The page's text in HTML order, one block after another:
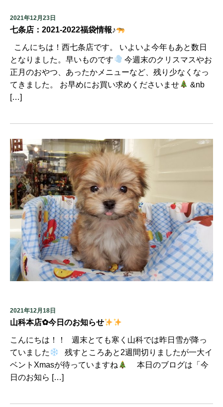
2021年12月23日
七条店：2021-2022福袋情報♪
こんにちは！西七条店です。 いよいよ今年もあと数日
となりました。早いものです
今週末のクリスマスやお
正月のおやつ、あったかメニューなど、残り少なくなっ
てきました。 お早めにお買い求めくださいませ
&nb
[…]
2021年12月18日
山科本店✿今日のお知らせ
こんにちは！！ 週末とても寒く山科では昨日雪が降っ
ていました
残すところあと2週間切りましたが一大イ
ベントXmasが待っていますね
本日のブログは「今
日のお知ら […]